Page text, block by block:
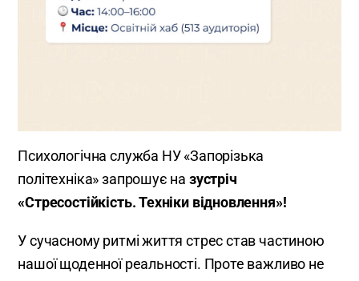
Психологічна служба НУ «Запорізька
політехніка» запрошує на зустріч
«Стресостійкість. Техніки відновлення»!
У сучасному ритмі життя стрес став частиною
нашої щоденної реальності. Проте важливо не